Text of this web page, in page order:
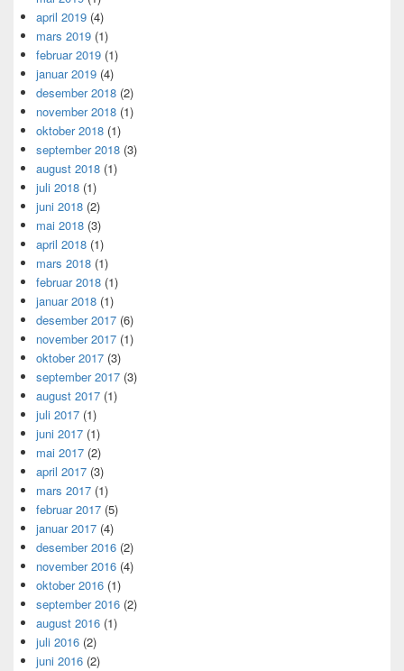
april 2019 (4)
mars 2019 (1)
februar 2019 (1)
januar 2019 (4)
desember 2018 (2)
november 2018 (1)
oktober 2018 (1)
september 2018 (3)
august 2018 (1)
juli 2018 (1)
juni 2018 (2)
mai 2018 (3)
april 2018 (1)
mars 2018 (1)
februar 2018 (1)
januar 2018 (1)
desember 2017 (6)
november 2017 (1)
oktober 2017 (3)
september 2017 (3)
august 2017 (1)
juli 2017 (1)
juni 2017 (1)
mai 2017 (2)
april 2017 (3)
mars 2017 (1)
februar 2017 (5)
januar 2017 (4)
desember 2016 (2)
november 2016 (4)
oktober 2016 (1)
september 2016 (2)
august 2016 (1)
juli 2016 (2)
juni 2016 (2)